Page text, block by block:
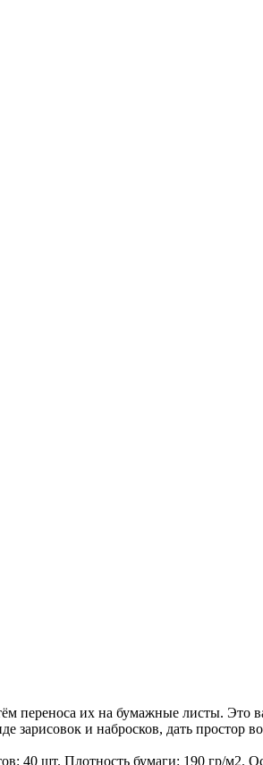
переноса их на бумажные листы.
зарисовок и набросков, дать простор
40 шт. Плотность бумаги: 190 гр/